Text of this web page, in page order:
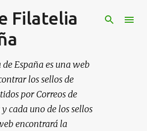
contenido principal
Filatelia
España es una web
los sellos de
por Correos de
cada uno de los sellos
encontrará la